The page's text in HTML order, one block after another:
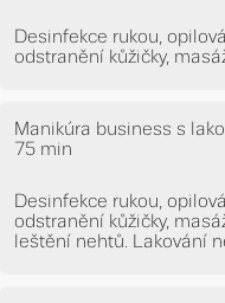
Desinfekce rukou,
odstranění kůžičky,
Manikúra business s
75 min
Desinfekce rukou,
odstranění kůžičky,
leštění nehtů. Lakování